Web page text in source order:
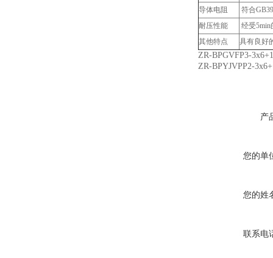
导体电阻
符合
耐压性能
经受
其他特点
具有良好
ZR-BPGVFP3-
ZR-BPYJVPP2-
产
您的单
您的姓
联系电